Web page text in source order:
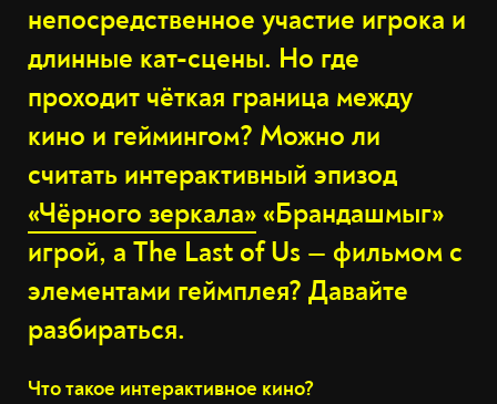
непосредственное участие игрока и
длинные кат-сцены. Но где
проходит чёткая граница между
кино и геймингом? Можно ли
считать интерактивный эпизод
«Чёрного зеркала»«Брандашмыг»
игрой, а The Last of Us — фильмом с
элементами геймплея? Давайте
разбираться.
Что такое интерактивное кино?